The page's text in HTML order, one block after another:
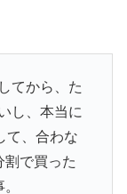
てから、た
し、本当に
て、合わな
割で買った